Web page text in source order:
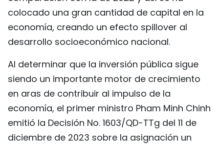
colocado una gran cantidad de capital en la
economía, creando un efecto spillover al
desarrollo socioeconómico nacional.
Al determinar que la inversión pública sigue
siendo un importante motor de crecimiento
en aras de contribuir al impulso de la
economía, el primer ministro Pham Minh Chinh
emitió la Decisión No. 1603/QD-TTg del 11 de
diciembre de 2023 sobre la asignación un